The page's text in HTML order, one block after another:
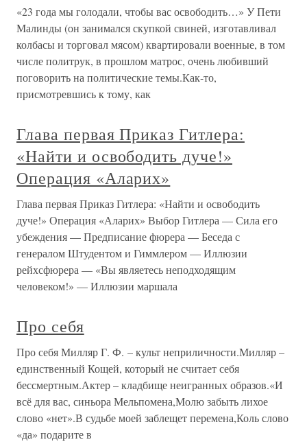
«23 года мы голодали, чтобы вас освободить…» У Пети
Малинды (он занимался скупкой свиней, изготавливал
колбасы и торговал мясом) квартировали военные, в том
числе политрук, в прошлом матрос, очень любивший
поговорить на политические темы.Как-то,
присмотревшись к тому, как
Глава первая Приказ Гитлера:
«Найти и освободить дуче!»
Операция «Аларих»
Глава первая Приказ Гитлера: «Найти и освободить
дуче!» Операция «Аларих» Выбор Гитлера — Сила его
убеждения — Предписание фюрера — Беседа с
генералом Штудентом и Гиммлером — Иллюзии
рейхсфюрера — «Вы являетесь неподходящим
человеком!» — Иллюзии маршала
Про себя
Про себя Милляр Г. Ф. – культ неприличности.Милляр –
единственный Кощей, который не считает себя
бессмертным.Актер – кладбище неигранных образов.«И
всё для вас, синьора Мельпомена,Молю забыть лихое
слово «нет».В судьбе моей заблещет перемена,Коль слово
«да» подарите в